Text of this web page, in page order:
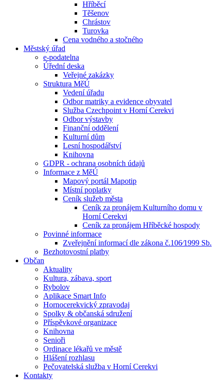
Hříběcí
Těšenov
Chrástov
Turovka
Cena vodného a stočného
Městský úřad
e-podatelna
Úřední deska
Veřejné zakázky
Struktura MěÚ
Vedení úřadu
Odbor matriky a evidence obyvatel
Služba Czechpoint v Horní Cerekvi
Odbor výstavby
Finanční oddělení
Kulturní dům
Lesní hospodářství
Knihovna
GDPR - ochrana osobních údajů
Informace z MěÚ
Mapový portál Mapotip
Místní poplatky
Ceník služeb města
Ceník za pronájem Kulturního domu v
Horní Cerekvi
Ceník za pronájem Hříběcké hospody
Povinné informace
Zveřejnění informací dle zákona č.106⁄1999 Sb.
Bezhotovostní platby
Občan
Aktuality
Kultura, zábava, sport
Rybolov
Aplikace Smart Info
Hornocerekvický zpravodaj
Spolky & občanská sdružení
Příspěvkové organizace
Knihovna
Senioři
Ordinace lékařů ve městě
Hlášení rozhlasu
Pečovatelská služba v Horní Cerekvi
Kontakty